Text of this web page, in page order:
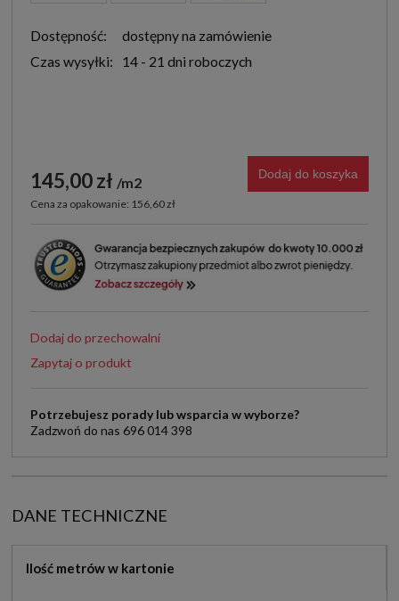
Dostępność:
dostępny na zamówienie
Czas wysyłki:
14 - 21 dni roboczych
145,00 zł m2
Cena za opakowanie: 156,60 zł
Dodaj do koszyka
Dodaj do przechowalni
Zapytaj o produkt
Potrzebujesz porady lub wsparcia w wyborze?
Zadzwoń do nas 696 014 398
DANE TECHNICZNE
Ilość metrów w kartonie